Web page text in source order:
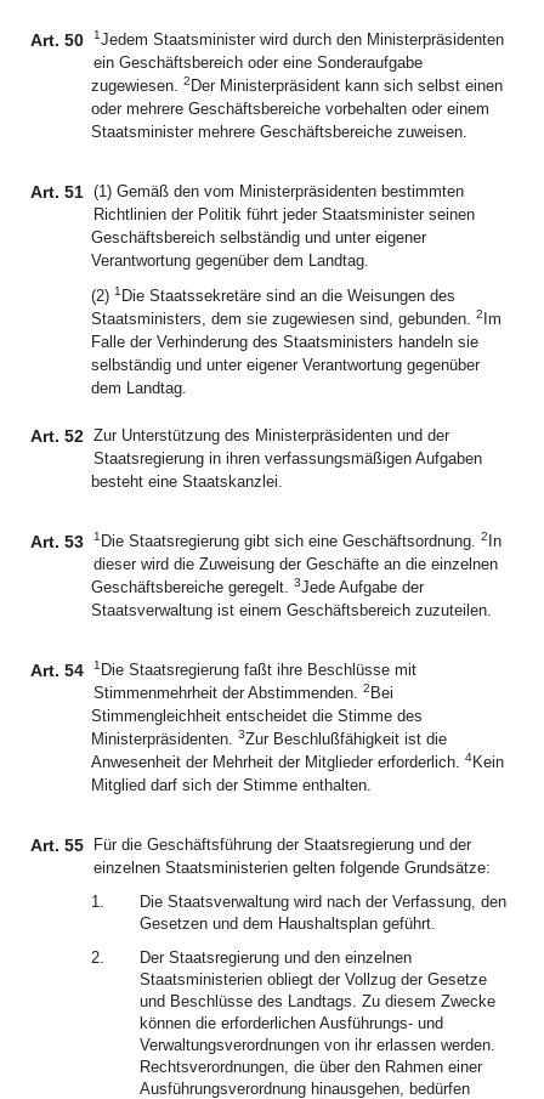
Art. 50 1Jedem Staatsminister wird durch den Ministerpräsidenten
ein Geschäftsbereich oder eine Sonderaufgabe
zugewiesen. 2 Der Ministerpräsident kann sich selbst einen
oder mehrere Geschäftsbereiche vorbehalten oder einem
Staatsminister mehrere Geschäftsbereiche zuweisen.
Art. 51 (1) Gemäß den vom Ministerpräsidenten bestimmten
Richtlinien der Politik führt jeder Staatsminister seinen
Geschäftsbereich selbständig und unter eigener
Verantwortung gegenüber dem Landtag.
(2) 1 Die Staatssekretäre sind an die Weisungen des
Staatsministers, dem sie zugewiesen sind, gebunden. 2 Im
Falle der Verhinderung des Staatsministers handeln sie
selbständig und unter eigener Verantwortung gegenüber
dem Landtag.
Art. 52 Zur Unterstützung des Ministerpräsidenten und der
Staatsregierung in ihren verfassungsmäßigen Aufgaben
besteht eine Staatskanzlei.
Art. 53 1 Die Staatsregierung gibt sich eine Geschäftsordnung. 2 In
dieser wird die Zuweisung der Geschäfte an die einzelnen
Geschäftsbereiche geregelt. 3Jede Aufgabe der
Staatsverwaltung ist einem Geschäftsbereich zuzuteilen.
Art. 54 1 Die Staatsregierung faßt ihre Beschlüsse mit
Stimmenmehrheit der Abstimmenden. 2 Bei
Stimmengleichheit entscheidet die Stimme des
Ministerpräsidenten. 3Zur Beschlußfähigkeit ist die
Anwesenheit der Mehrheit der Mitglieder erforderlich. 4Kein
Mitglied darf sich der Stimme enthalten.
Art. 55
Für die Geschäftsführung der Staatsregierung und der
einzelnen Staatsministerien gelten folgende Grundsätze:
1.
Die Staatsverwaltung wird nach der Verfassung, den
Gesetzen und dem Haushaltsplan geführt.
2.
Der Staatsregierung und den einzelnen
Staatsministerien obliegt der Vollzug der Gesetze
und Beschlüsse des Landtags. Zu diesem Zwecke
können die erforderlichen Ausführungs- und
Verwaltungsverordnungen von ihr erlassen werden.
Rechtsverordnungen, die über den Rahmen einer
Ausführungsverordnung hinausgehen, bedürfen